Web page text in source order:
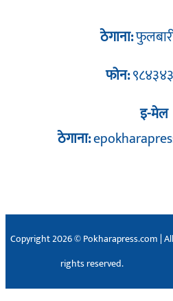
ठेगाना:
फोन:
इ-मेल
ठेगाना:
Copyright 2026 © Pokharapress.com | All
rights reserved.